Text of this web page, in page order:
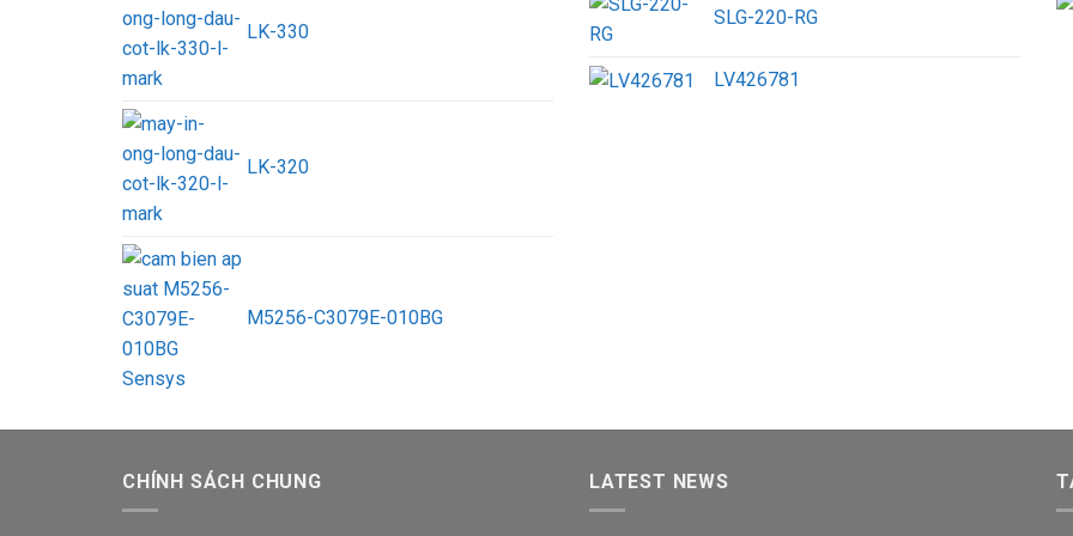
LK-330
LK-320
M5256-C3079E-010BG
SLG-220-RG
LV426781
CHÍNH SÁCH CHUNG LATEST NEWS